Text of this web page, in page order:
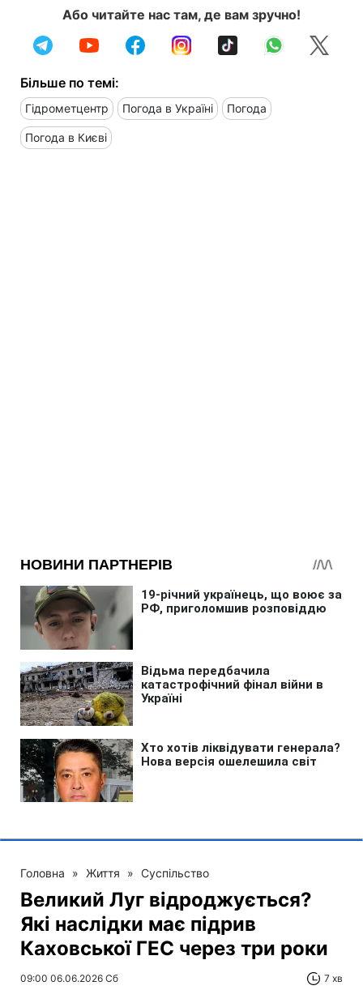
Або читайте нас там, де вам зручно!
Більше по темі:
Гідрометцентр Погода в Україні Погода
Погода в Києві
Головна » Життя » Суспільство
Великий Луг відроджується?
Які наслідки має підрив
Каховської ГЕС через три роки
09:00 06.06.2026 Сб 7 хв